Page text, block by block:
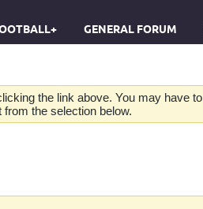
GENERAL FORUM
the link above. You may have to
the selection below.